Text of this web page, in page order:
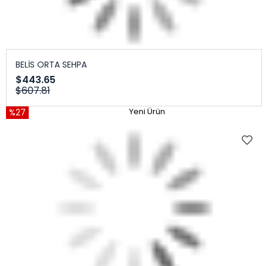
BELİS ORTA SEHPA
$443.65
$607.81
%27 Yeni Ürün